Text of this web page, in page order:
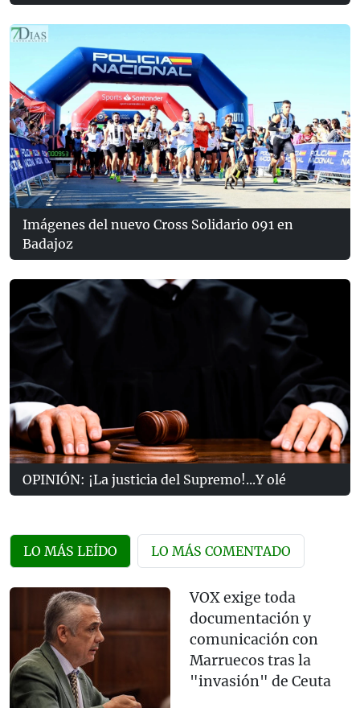
Imágenes del nuevo Cross Solidario 091 en
Badajoz
OPINIÓN: ¡La justicia del Supremo!...Y olé
LO MÁS LEÍDO LO MÁS COMENTADO
VOX exige toda
documentación y
comunicación con
Marruecos tras la
"invasión" de Ceuta